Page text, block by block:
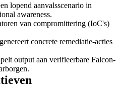
lopend aanvalsscenario in
awareness.
van compromittering (IoC's)
concrete remediatie-acties
output aan verifieerbare Falcon-